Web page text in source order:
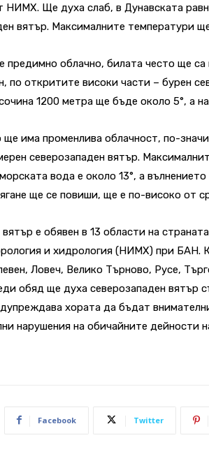
Ще духа слаб, в Дунавската
вятър. Максималните температури
предимно облачно, билата често ще
по откритите високи части – бурен
1200 метра ще бъде около 5°, а
има променлива облачност, по-
северозападен вятър.
вода е около 13°, а
ще се повиши, ще е по-високо от
е обявен в 13 области на
и хидрология (НИМХ) при БАН.
Ловеч, Велико Търново, Русе,
обяд ще духа северозападен вятър
хората да бъдат
нарушения на обичайните дейности
Facebook Twitter